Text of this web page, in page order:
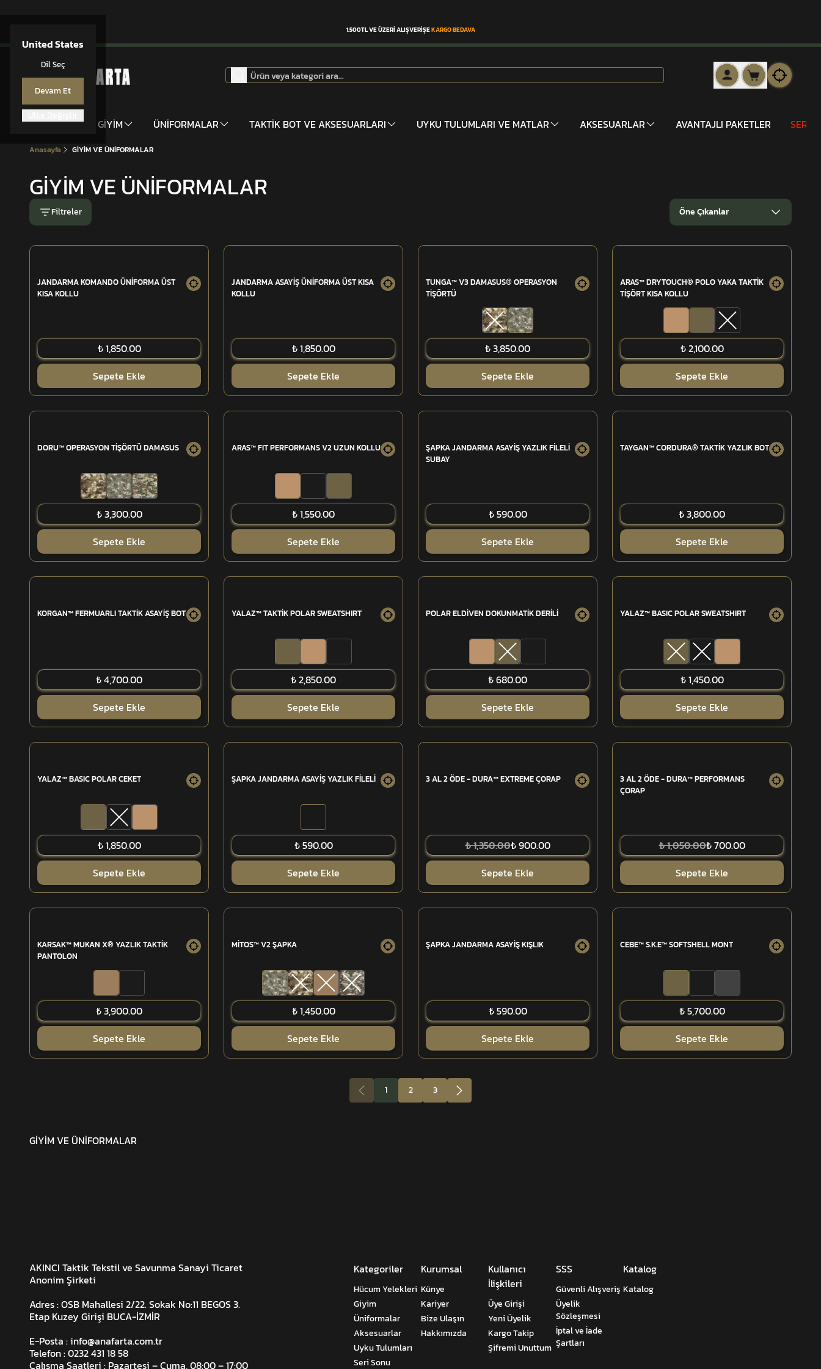
United States
Dil Seç
Devam Et
1.500TL VE ÜZERİ ALIŞVERİŞEKARGO BEDAVA
DONANIM GİYİM ÜNİFORMALAR TAKTİK BOT VE AKSESUARLARI UYKU TULUMLARI VE MATLAR AKSESUARLAR AVANTAJLI PAKETLER SERİ
Anasayfa GİYİM VE ÜNİFORMALAR
GİYİM VE ÜNİFORMALAR
Filtreler Öne Çıkanlar
JANDARMA KOMANDO ÜNİFORMA ÜST
KISA KOLLU
₺ 1,850.00
Sepete Ekle
JANDARMA ASAYİŞ ÜNİFORMA ÜST KISA
KOLLU
₺ 1,850.00
Sepete Ekle
TUNGA™ V3 DAMASUS® OPERASYON
TİŞÖRTÜ
₺ 3,850.00
Sepete Ekle
ARAS™ DRYTOUCH® POLO YAKA TAKTİK
TİŞÖRT KISA KOLLU
₺ 2,100.00
Sepete Ekle
DORU™ OPERASYON TİŞÖRTÜ DAMASUS
₺ 3,300.00
Sepete Ekle
ARAS™ FIT PERFORMANS V2 UZUN KOLLU
₺ 1,550.00
Sepete Ekle
ŞAPKA JANDARMA ASAYİŞ YAZLIK FİLELİ
SUBAY
₺ 590.00
Sepete Ekle
TAYGAN™ CORDURA® TAKTİK YAZLIK BOT
₺ 3,800.00
Sepete Ekle
KORGAN™ FERMUARLI TAKTİK ASAYİŞ BOT
₺ 4,700.00
Sepete Ekle
YALAZ™ TAKTİK POLAR SWEATSHIRT
₺ 2,850.00
Sepete Ekle
POLAR ELDİVEN DOKUNMATİK DERİLİ
₺ 680.00
Sepete Ekle
YALAZ™ BASIC POLAR SWEATSHIRT
₺ 1,450.00
Sepete Ekle
YALAZ™ BASIC POLAR CEKET
₺ 1,850.00
Sepete Ekle
ŞAPKA JANDARMA ASAYİŞ YAZLIK FİLELİ
₺ 590.00
Sepete Ekle
3 AL 2 ÖDE - DURA™ EXTREME ÇORAP
₺ 1,350.00₺ 900.00
Sepete Ekle
3 AL 2 ÖDE - DURA™ PERFORMANS
ÇORAP
₺ 1,050.00₺ 700.00
Sepete Ekle
KARSAK™ MUKAN X® YAZLIK TAKTİK
PANTOLON
₺ 3,900.00
Sepete Ekle
MİTOS™ V2 ŞAPKA
₺ 1,450.00
Sepete Ekle
ŞAPKA JANDARMA ASAYİŞ KIŞLIK
₺ 590.00
Sepete Ekle
CEBE™ S.K.E™ SOFTSHELL MONT
₺ 5,700.00
Sepete Ekle
1 2 3
GİYİM VE ÜNİFORMALAR
AKINCI Taktik Tekstil ve Savunma Sanayi Ticaret
Anonim Şirketi
Adres : OSB Mahallesi 2/22. Sokak No:11 BEGOS 3.
Etap Kuzey Girişi BUCA-İZMİR
E-Posta :info@anafarta.com.tr
Telefon : 0232 431 18 58
Çalışma Saatleri : Pazartesi – Cuma, 08:00 – 17:00
Kategoriler
Hücum Yelekleri
Giyim
Üniformalar
Aksesuarlar
Uyku Tulumları
Seri Sonu
Kurumsal
Künye
Kariyer
Bize Ulaşın
Hakkımızda
Kullanıcı
İlişkileri
Üye Girişi
Yeni Üyelik
Kargo Takip
Şifremi Unuttum
SSS
Güvenli Alışveriş
Üyelik
Sözleşmesi
İptal ve İade
Şartları
Katalog
Katalog